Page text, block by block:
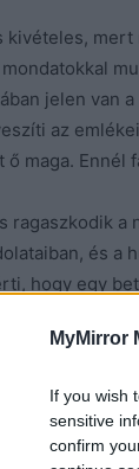
MyMirror
If you wish
sensitive
confirm
kivételes,
jelen van
az
maga. Ennél
ragaszkodik
és a
hogy egy
amerikai